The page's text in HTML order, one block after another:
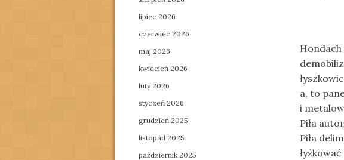
a, to
i
Piła
Piła
lipiec 2026
czerwiec 2026
maj 2026
kwiecień 2026
luty 2026
styczeń 2026
grudzień 2025
listopad 2025
październik 2025